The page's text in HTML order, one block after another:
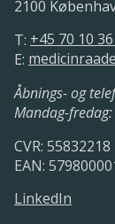
af
8.
2100
T: +45 70 10
E:
Åbnings- og
Mandag-
CVR: 55832218
EAN:
LinkedIn